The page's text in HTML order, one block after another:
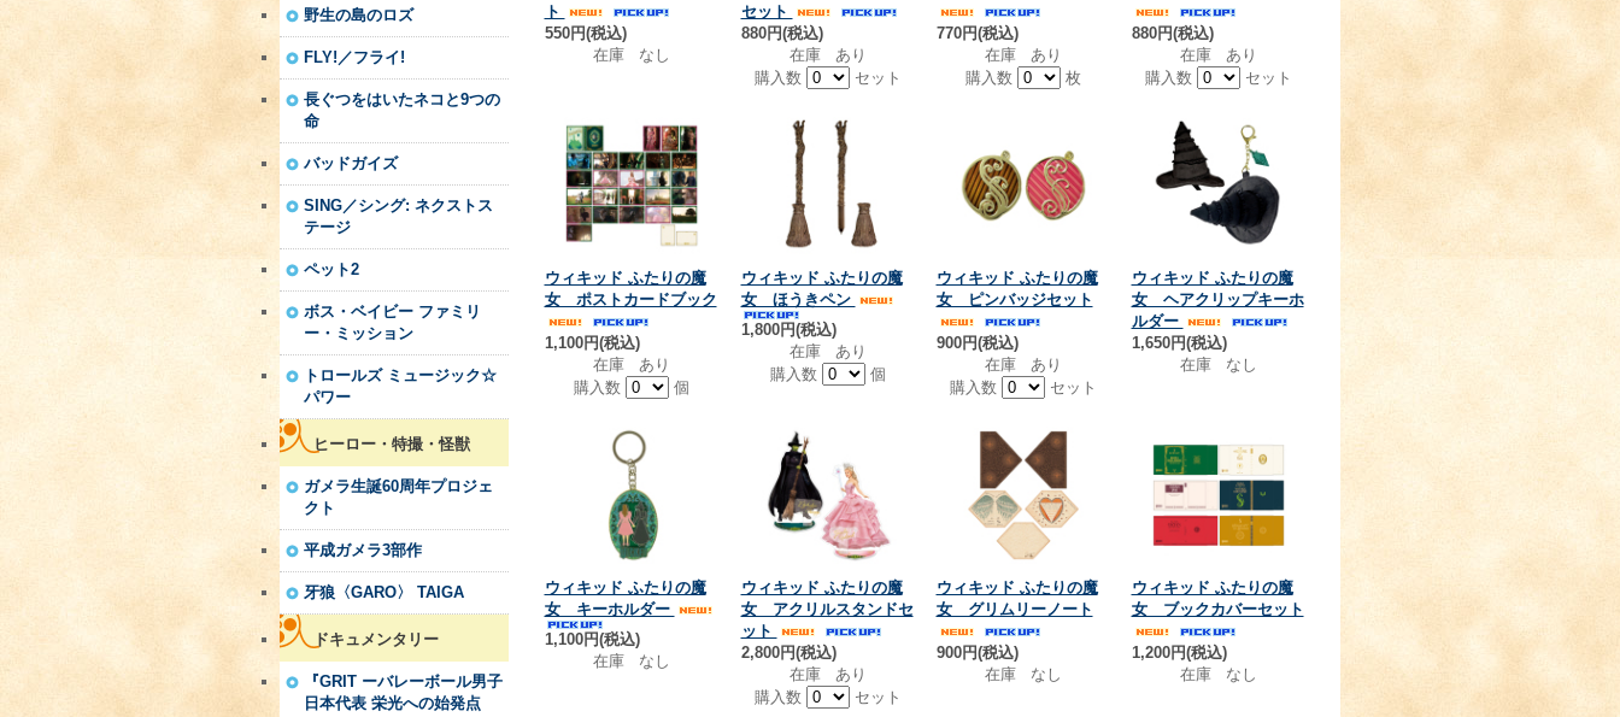
野生の島のロズ
FLY!／フライ!
長ぐつをはいたネコと9つの
命
バッドガイズ
SING／シング: ネクストス
テージ
ペット2
ボス・ベイビー ファミリ
ー・ミッション
トロールズ ミュージック☆
パワー
ヒーロー・特撮・怪獣
ガメラ生誕60周年プロジェ
クト
平成ガメラ3部作
牙狼〈GARO〉 TAIGA
ドキュメンタリー
『GRIT ーバレーボール男子
日本代表 栄光への始発点
ト
550円(税込)
在庫 なし
セット
880円(税込)
在庫 あり
購入数
セット
770円(税込)
在庫 あり
購入数
枚
880円(税込)
在庫 あり
購入数
セット
ウィキッド ふたりの魔
女 ポストカードブック
1,100円(税込)
在庫 あり
購入数
個
ウィキッド ふたりの魔
女 ほうきペン
1,800円(税込)
在庫 あり
購入数
個
ウィキッド ふたりの魔
女 ピンバッジセット
900円(税込)
在庫 あり
購入数
セット
ウィキッド ふたりの魔
女 ヘアクリップキーホ
ルダー
1,650円(税込)
在庫 なし
ウィキッド ふたりの魔
女 キーホルダー
1,100円(税込)
在庫 なし
ウィキッド ふたりの魔
女 アクリルスタンドセ
ット
2,800円(税込)
在庫 あり
購入数
セット
ウィキッド ふたりの魔
女 グリムリーノート
900円(税込)
在庫 なし
ウィキッド ふたりの魔
女 ブックカバーセット
1,200円(税込)
在庫 なし